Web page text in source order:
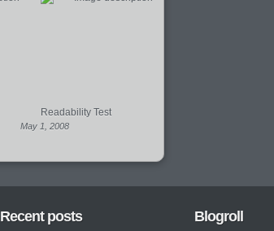
Readability Test
May 1, 2008
Recent posts Blogroll